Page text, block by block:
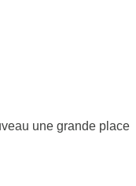
une grande place